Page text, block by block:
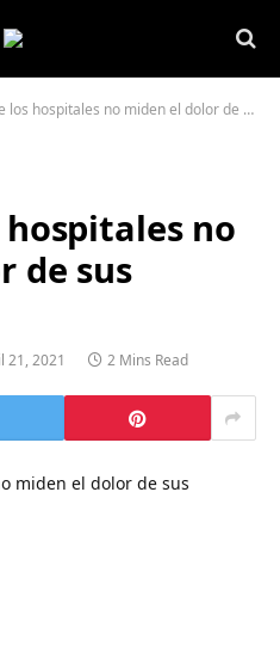
hospitales no miden el dolor de sus pacientes
hospitales no
de sus
21, 2021 2 Mins Read